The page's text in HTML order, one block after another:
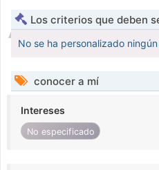
Los criterios que deben
No se ha personalizado
conocer a mí
Intereses
No especificado